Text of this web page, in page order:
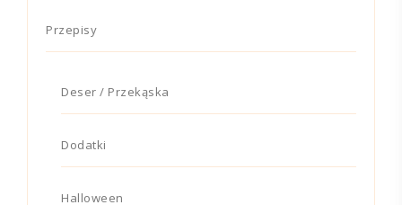
Przepisy
Deser / Przekąska
Dodatki
Halloween